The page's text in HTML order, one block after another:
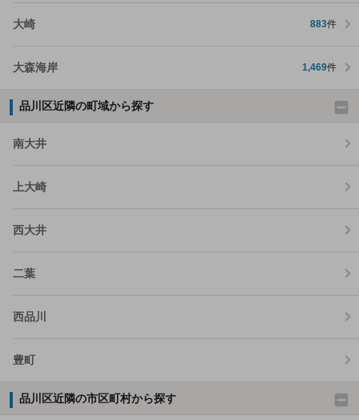
大崎 883件
大森海岸 1,469件
品川区近隣の町域から探す
南大井
上大崎
西大井
二葉
西品川
豊町
品川区近隣の市区町村から探す